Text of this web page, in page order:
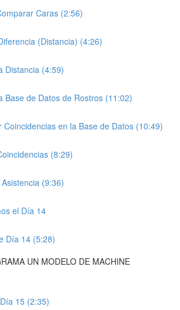
Caras (2:56)
(Distancia) (4:26)
Distancia (4:59)
Base de Datos de Rostros (11:02)
Coincidencias en la Base de Datos (10:49)
(8:29)
(9:36)
el Día 14
Día 14 (5:28)
UN MODELO DE MACHINE
15 (2:35)